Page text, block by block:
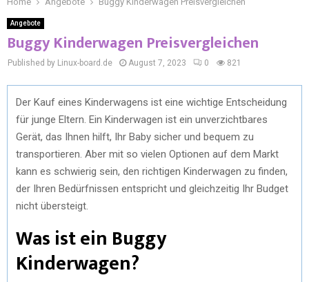
Angebote
Buggy Kinderwagen Preisvergleichen
Published by Linux-board.de August 7, 2023 0 821
Der Kauf eines Kinderwagens ist eine wichtige Entscheidung
für junge Eltern. Ein Kinderwagen ist ein unverzichtbares
Gerät, das Ihnen hilft, Ihr Baby sicher und bequem zu
transportieren. Aber mit so vielen Optionen auf dem Markt
kann es schwierig sein, den richtigen Kinderwagen zu finden,
der Ihren Bedürfnissen entspricht und gleichzeitig Ihr Budget
nicht übersteigt.
Was ist ein Buggy
Kinderwagen?